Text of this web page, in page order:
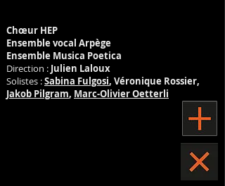
Chœur HEP
Ensemble vocal Arpège
Ensemble Musica Poetica
Direction : Julien Laloux
Solistes :Sabina Fulgosi, Véronique Rossier,
Jakob Pilgram, Marc-Olivier Oetterli